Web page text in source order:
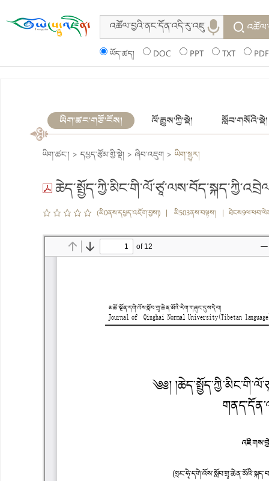
ཡོད་ཚད། DOC PPT TXT PDF
ཡིག་ཚང་གཙོ་ངོས། ལོ་རྒྱུས་ཀྱི་སྡེ། སློབ་གསོའི་སྡེ།
ཡིག་ཚང་། > དཔྱད་རྩོམ་གྱི་སྡེ། > ཞིབ་འཇུག > ཡིག་སྒྱུར།
(མི0ནས་དཔྱད་འཇོག་བྱས།) | མི503ནས་བལྟས། |